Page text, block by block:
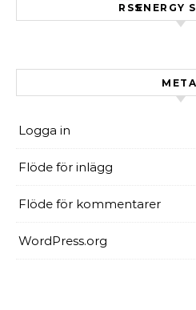
ENERGY
META
Logga in
Flöde för inlägg
Flöde för kommentarer
WordPress.org